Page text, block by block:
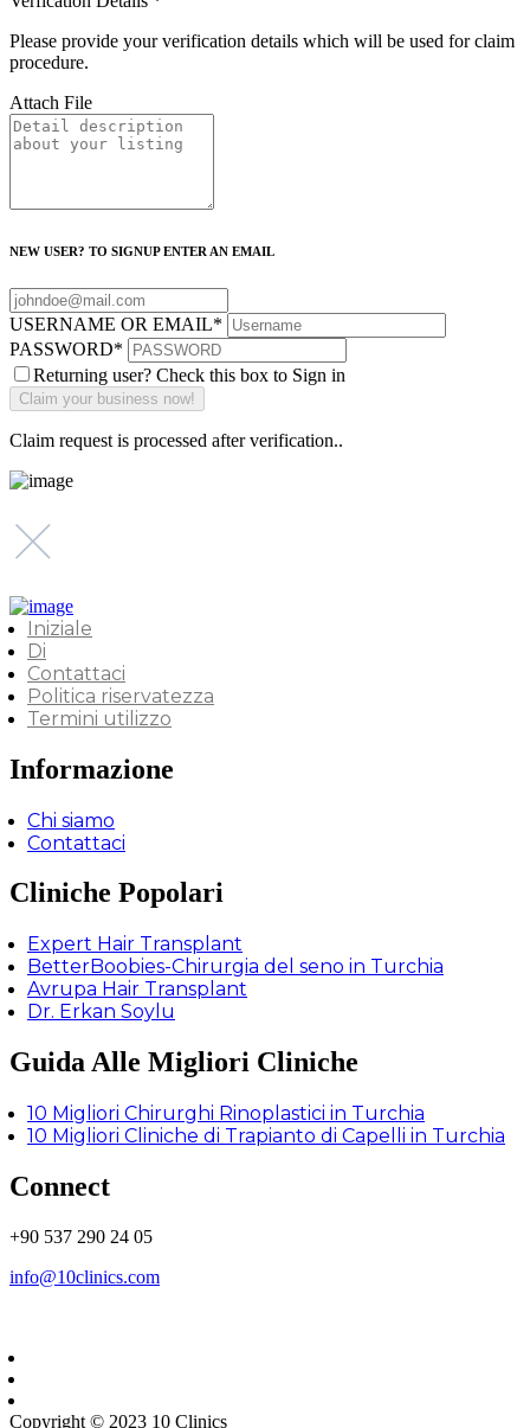
Please provide your verification details which will be used for claim
procedure.
Attach File
NEW USER? TO SIGNUP ENTER AN EMAIL
USERNAME OR EMAIL*
PASSWORD*
Returning user? Check this box to Sign in
Claim request is processed after verification..
Iniziale
Di
Contattaci
Politica riservatezza
Termini utilizzo
Informazione
Chi siamo
Contattaci
Cliniche Popolari
Expert Hair Transplant
BetterBoobies-Chirurgia del seno in Turchia
Avrupa Hair Transplant
Dr. Erkan Soylu
Guida Alle Migliori Cliniche
10 Migliori Chirurghi Rinoplastici in Turchia
10 Migliori Cliniche di Trapianto di Capelli in Turchia
Connect
+90 537 290 24 05
info@10clinics.com
Copyright © 2023 10 Clinics